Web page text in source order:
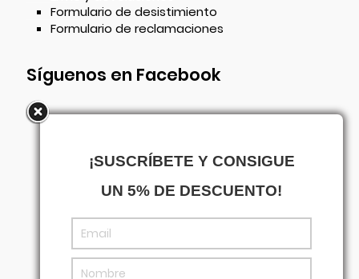
Formulario de desistimiento
Formulario de reclamaciones
Síguenos en Facebook
¡SUSCRÍBETE Y CONSIGUE
UN 5% DE DESCUENTO!